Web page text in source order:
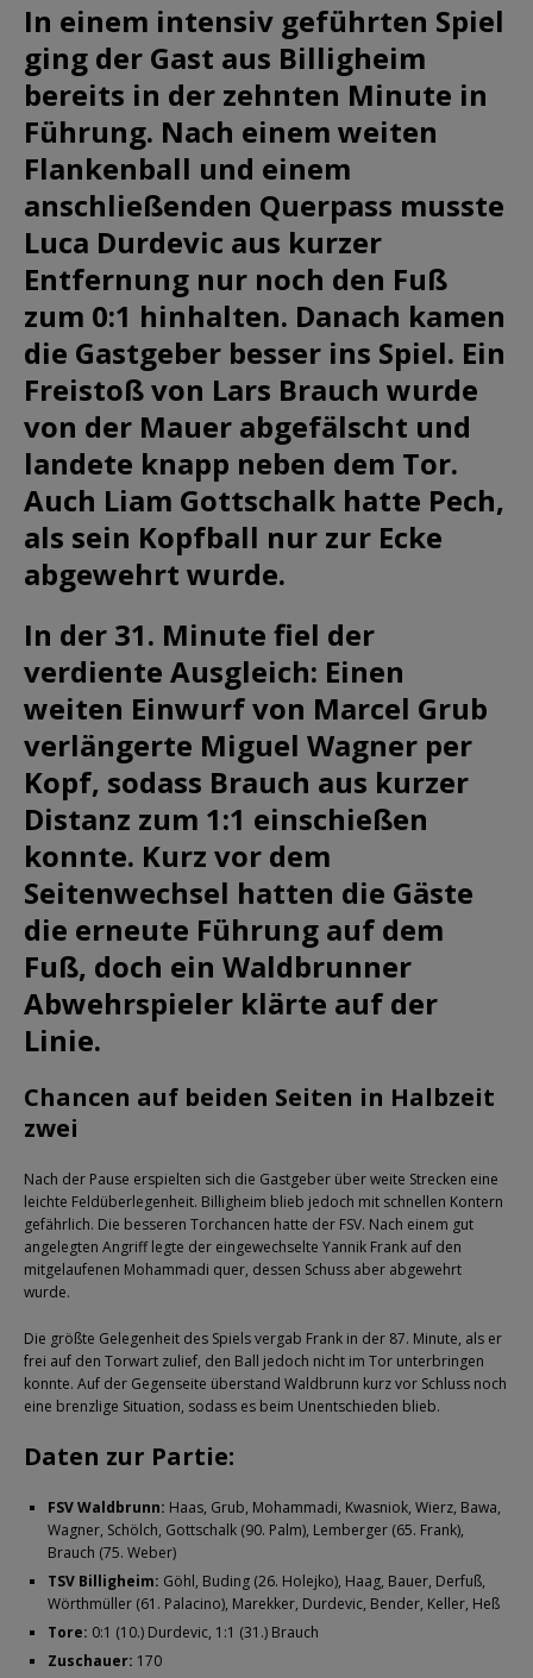
In einem intensiv geführten Spiel
ging der Gast aus Billigheim
bereits in der zehnten Minute in
Führung. Nach einem weiten
Flankenball und einem
anschließenden Querpass musste
Luca Durdevic aus kurzer
Entfernung nur noch den Fuß
zum 0:1 hinhalten. Danach kamen
die Gastgeber besser ins Spiel. Ein
Freistoß von Lars Brauch wurde
von der Mauer abgefälscht und
landete knapp neben dem Tor.
Auch Liam Gottschalk hatte Pech,
als sein Kopfball nur zur Ecke
abgewehrt wurde.
In der 31. Minute fiel der
verdiente Ausgleich: Einen
weiten Einwurf von Marcel Grub
verlängerte Miguel Wagner per
Kopf, sodass Brauch aus kurzer
Distanz zum 1:1 einschießen
konnte. Kurz vor dem
Seitenwechsel hatten die Gäste
die erneute Führung auf dem
Fuß, doch ein Waldbrunner
Abwehrspieler klärte auf der
Linie.
Chancen auf beiden Seiten in Halbzeit
zwei
Nach der Pause erspielten sich die Gastgeber über weite Strecken eine
leichte Feldüberlegenheit. Billigheim blieb jedoch mit schnellen Kontern
gefährlich. Die besseren Torchancen hatte der FSV. Nach einem gut
angelegten Angriff legte der eingewechselte Yannik Frank auf den
mitgelaufenen Mohammadi quer, dessen Schuss aber abgewehrt
wurde.
Die größte Gelegenheit des Spiels vergab Frank in der 87. Minute, als er
frei auf den Torwart zulief, den Ball jedoch nicht im Tor unterbringen
konnte. Auf der Gegenseite überstand Waldbrunn kurz vor Schluss noch
eine brenzlige Situation, sodass es beim Unentschieden blieb.
Daten zur Partie:
FSV Waldbrunn: Haas, Grub, Mohammadi, Kwasniok, Wierz, Bawa,
Wagner, Schölch, Gottschalk (90. Palm), Lemberger (65. Frank),
Brauch (75. Weber)
TSV Billigheim: Göhl, Buding (26. Holejko), Haag, Bauer, Derfuß,
Wörthmüller (61. Palacino), Marekker, Durdevic, Bender, Keller, Heß
Tore: 0:1 (10.) Durdevic, 1:1 (31.) Brauch
Zuschauer: 170